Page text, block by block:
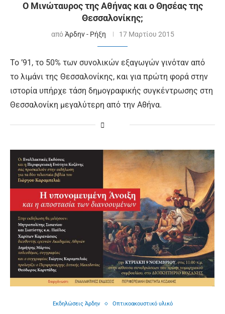
O Μινώταυρος της Αθήνας και ο Θησέας της
Θεσσαλονίκης;
απόΆρδην - Ρήξη 17 Μαρτίου 2015
Το ’91, το 50% των συνολικών εξαγωγών γινόταν από
το λιμάνι της Θεσσαλονίκης, και για πρώτη φορά στην
ιστορία υπήρχε τάση δημογραφικής συγκέντρωσης στη
Θεσσαλονίκη μεγαλύτερη από την Αθήνα.
Εκδηλώσεις Άρδην Οπτικοακουστικό υλικό